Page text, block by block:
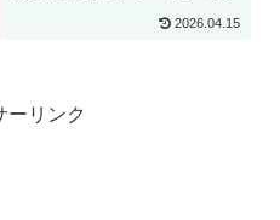
ン・イン京都四条烏丸
2026.04.15
ーリンク